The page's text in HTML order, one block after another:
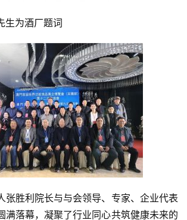
生为酒厂题词
张胜利院长与与会领导、专家、企业代表
满落幕，凝聚了行业同心共筑健康未来的